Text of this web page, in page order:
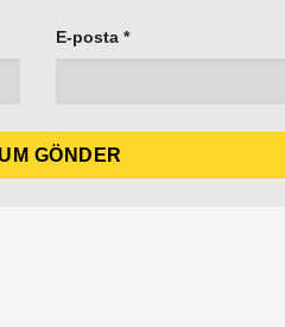
E-posta*